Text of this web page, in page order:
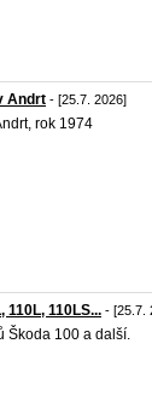
Andrt - [25.7. 2026]
rok 1974
110L, 110LS... - [25.7.
Škoda 100 a další.